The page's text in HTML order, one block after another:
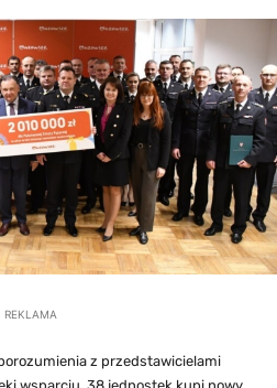
REKLAMA
z przedstawicielami